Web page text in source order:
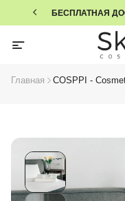
БЕСПЛАТНАЯ
Главная COSPPI -